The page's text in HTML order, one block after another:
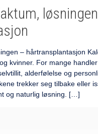
– hårtransplantasjon
kvinner. For mange
alderfølelse og
trekker seg tilbake eller
og naturlig løsning.
[…]